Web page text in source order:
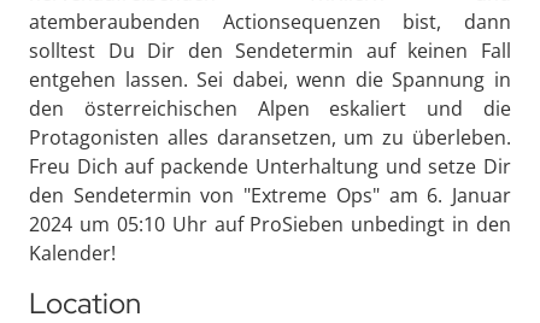
atemberaubenden Actionsequenzen bist, dann
solltest Du Dir den Sendetermin auf keinen Fall
entgehen lassen. Sei dabei, wenn die Spannung in
den österreichischen Alpen eskaliert und die
Protagonisten alles daransetzen, um zu überleben.
Freu Dich auf packende Unterhaltung und setze Dir
den Sendetermin von "Extreme Ops" am 6. Januar
2024 um 05:10 Uhr auf ProSieben unbedingt in den
Kalender!
Location